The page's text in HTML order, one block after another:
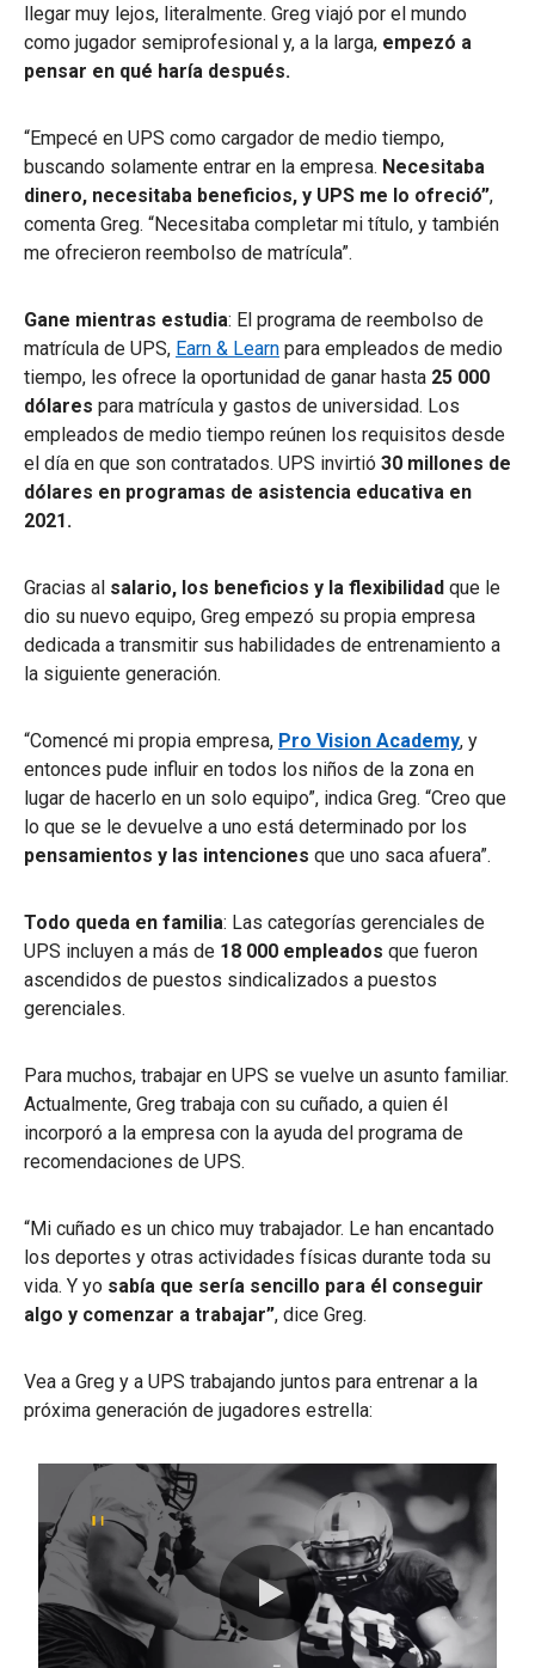
llegar muy lejos, literalmente. Greg viajó por el mundo
como jugador semiprofesional y, a la larga, empezó a
pensar en qué haría después.
“Empecé en UPS como cargador de medio tiempo,
buscando solamente entrar en la empresa. Necesitaba
dinero, necesitaba beneficios, y UPS me lo ofreció”,
comenta Greg. “Necesitaba completar mi título, y también
me ofrecieron reembolso de matrícula”.
Gane mientras estudia: El programa de reembolso de
matrícula de UPS, Earn & Learn para empleados de medio
tiempo, les ofrece la oportunidad de ganar hasta 25 000
dólares para matrícula y gastos de universidad. Los
empleados de medio tiempo reúnen los requisitos desde
el día en que son contratados. UPS invirtió 30 millones de
dólares en programas de asistencia educativa en
2021.
Gracias al salario, los beneficios y la flexibilidad que le
dio su nuevo equipo, Greg empezó su propia empresa
dedicada a transmitir sus habilidades de entrenamiento a
la siguiente generación.
“Comencé mi propia empresa, Pro Vision Academy, y
entonces pude influir en todos los niños de la zona en
lugar de hacerlo en un solo equipo”, indica Greg. “Creo que
lo que se le devuelve a uno está determinado por los
pensamientos y las intenciones que uno saca afuera”.
Todo queda en familia: Las categorías gerenciales de
UPS incluyen a más de 18 000 empleados que fueron
ascendidos de puestos sindicalizados a puestos
gerenciales.
Para muchos, trabajar en UPS se vuelve un asunto familiar.
Actualmente, Greg trabaja con su cuñado, a quien él
incorporó a la empresa con la ayuda del programa de
recomendaciones de UPS.
“Mi cuñado es un chico muy trabajador. Le han encantado
los deportes y otras actividades físicas durante toda su
vida. Y yo sabía que sería sencillo para él conseguir
algo y comenzar a trabajar”, dice Greg.
Vea a Greg y a UPS trabajando juntos para entrenar a la
próxima generación de jugadores estrella: